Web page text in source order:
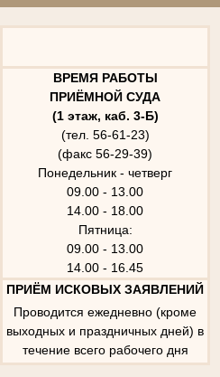
ВРЕМЯ РАБОТЫ
ПРИЁМНОЙ СУДА
(1 этаж, каб. 3-Б)
(тел. 56-61-23)
(факс 56-29-39)
Понедельник - четверг
09.00 - 13.00
14.00 - 18.00
Пятница:
09.00 - 13.00
14.00 - 16.45
ПРИЁМ ИСКОВЫХ ЗАЯВЛЕНИЙ
Проводится ежедневно (кроме
выходных и праздничных дней) в
течение всего рабочего дня